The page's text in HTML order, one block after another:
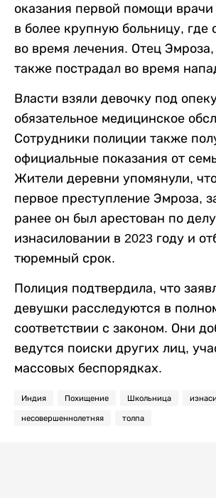
оказания первой помощи врачи
в более крупную больницу, где
во время лечения. Отец
также пострадал во время
Власти взяли девочку под
обязательное медицинское
Сотрудники полиции также
официальные показания от
Жители деревни упомянули,
первое преступление Эмроза,
ранее он был арестован по
изнасиловании в 2023 году и
тюремный срок.
Полиция подтвердила, что
девушки расследуются в
соответствии с законом. Они
ведутся поиски других лиц,
массовых беспорядках.
Индия Похищение Школьница
несовершеннолетняя толпа